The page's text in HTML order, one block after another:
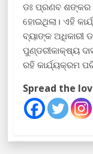
ଡଃ ପ୍ରଣବ ଶଙ୍କର
ହୋଇଥିଲା। ଏହି
ବ୍ୟାଙ୍କ ଅଧିକାରୀ
ପୁଣ୍ଡରୀକାକ୍ଷ୍ୟ
ରହି କାର୍ଯ୍ୟକ୍ରମ
Spread the